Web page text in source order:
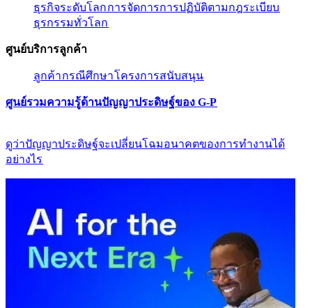
ธุรกิจระดับโลก​​การจัดการการปฏิบัติตามกฎระเบียบ​​
ธุรกรรมทั่วโลก​​
ศูนย์บริการลูกค้า​​
ลูกค้า​​กรณีศึกษา​​โครงการสนับสนุน​​
ศูนย์รวมความรู้ด้านปัญญาประดิษฐ์ของ G-P​​
ดูว่าปัญญาประดิษฐ์จะเปลี่ยนโฉมอนาคตของการทำงานได้
อย่างไร​​